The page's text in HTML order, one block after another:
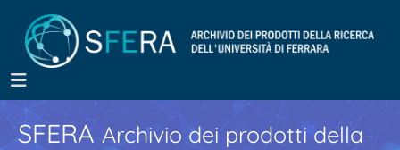
SFERA Archivio dei prodotti della